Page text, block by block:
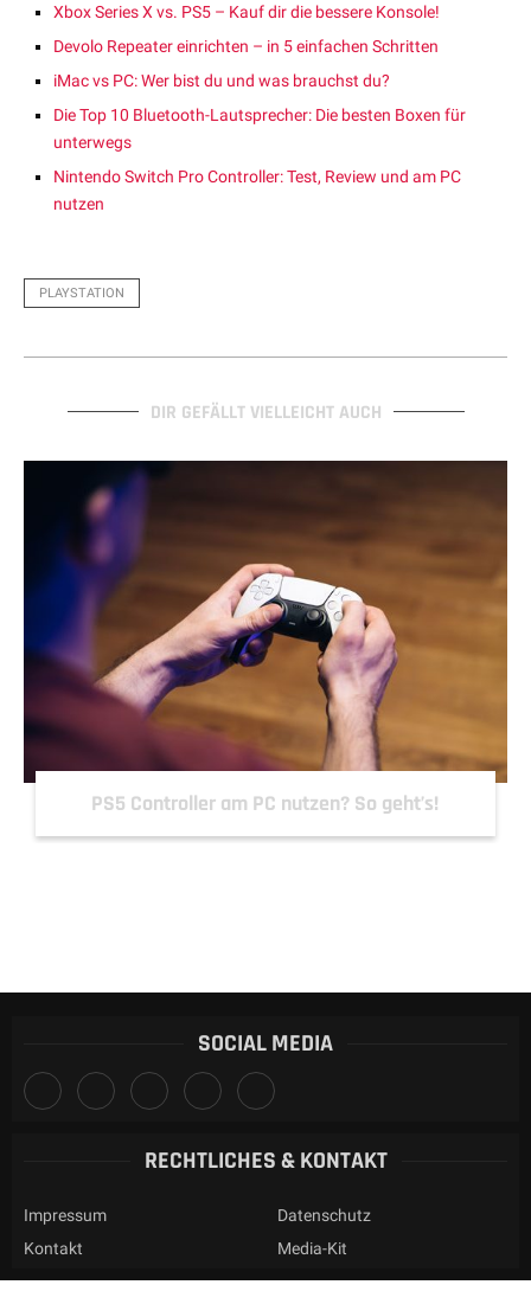
Xbox Series X vs. PS5 – Kauf dir die bessere Konsole!
Devolo Repeater einrichten – in 5 einfachen Schritten
iMac vs PC: Wer bist du und was brauchst du?
Die Top 10 Bluetooth-Lautsprecher: Die besten Boxen für
unterwegs
Nintendo Switch Pro Controller: Test, Review und am PC
nutzen
PLAYSTATION
DIR GEFÄLLT VIELLEICHT AUCH
PS5 Controller am PC nutzen? So geht’s!
SOCIAL MEDIA
RECHTLICHES & KONTAKT
Impressum
Datenschutz
Kontakt
Media-Kit